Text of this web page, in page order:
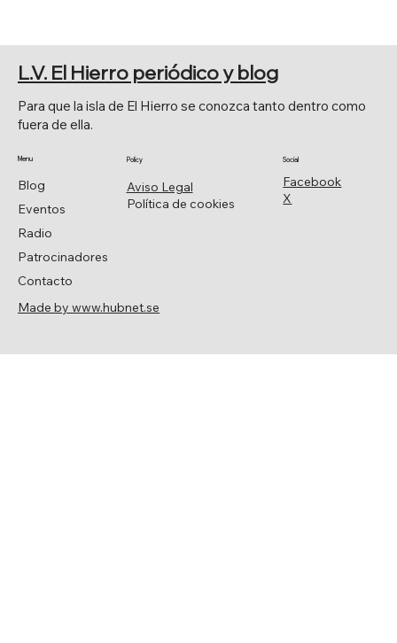
Facebook
X
Social
Aviso Legal
Política de cookies
Policy
Blog
Eventos
Radio
Patrocinadores
Contacto
Menu
Para que la isla de El Hierro se conozca tanto dentro como
fuera de ella.
L.V. El Hierro periódico y blog
Made by www.hubnet.se